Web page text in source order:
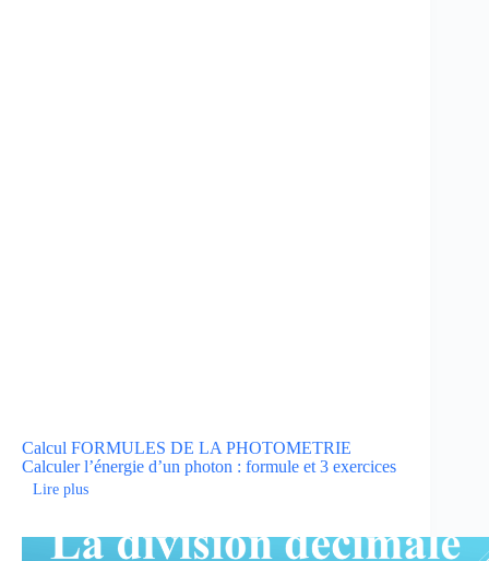
Calcul FORMULES DE LA PHOTOMETRIE
Calculer l’énergie d’un photon : formule et 3 exercices
Lire plus